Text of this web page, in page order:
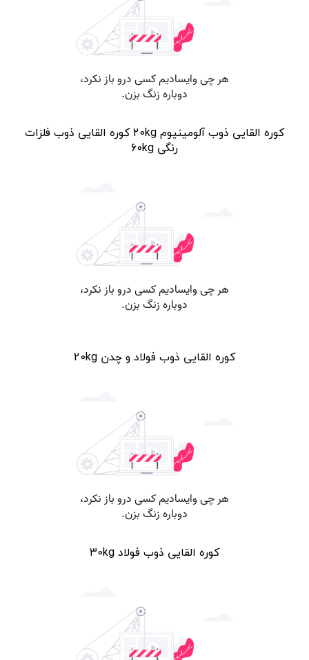
کوره القایی ذوب آلومینیوم 20kg کوره القایی ذوب فلزات
رنگی 60kg
کوره القایی ذوب فولاد و چدن 20kg
کوره القایی ذوب فولاد 30kg